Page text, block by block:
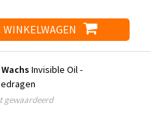
WINKELWAGEN
Invisible Oil -
gewaardeerd